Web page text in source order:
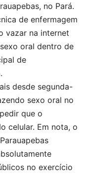
no Pará.
de enfermagem
vazar na internet
oral dentro de
de
desde segunda-
sexo oral no
que o
celular. Em nota, o
no exercício